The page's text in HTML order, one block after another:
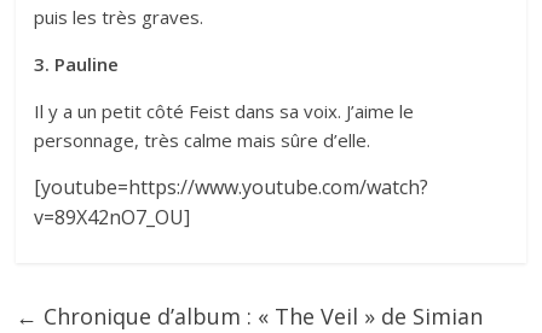
puis les très graves.
3. Pauline
Il y a un petit côté Feist dans sa voix. J’aime le
personnage, très calme mais sûre d’elle.
[youtube=https://www.youtube.com/watch?
v=89X42nO7_OU]
← Chronique d’album : « The Veil » de Simian